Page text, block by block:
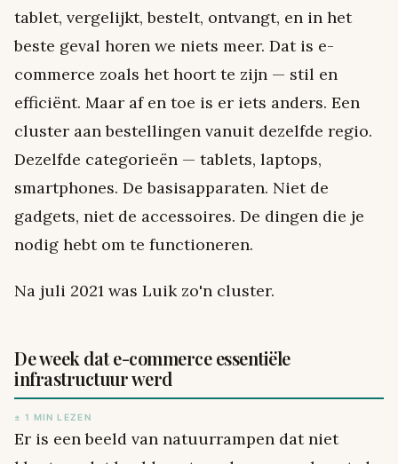
tablet, vergelijkt, bestelt, ontvangt, en in het
beste geval horen we niets meer. Dat is e-
commerce zoals het hoort te zijn — stil en
efficiënt. Maar af en toe is er iets anders. Een
cluster aan bestellingen vanuit dezelfde regio.
Dezelfde categorieën — tablets, laptops,
smartphones. De basisapparaten. Niet de
gadgets, niet de accessoires. De dingen die je
nodig hebt om te functioneren.
Na juli 2021 was Luik zo'n cluster.
De week dat e-commerce essentiële
infrastructuur werd
± 1 MIN LEZEN
Er is een beeld van natuurrampen dat niet